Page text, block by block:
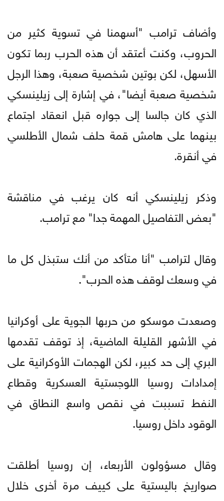
وأضاف ترامب "أسهمنا في تسوية كثير من
الحروب، وكنت أعتقد أن هذه الحرب ربما تكون
الأسهل، لكن بوتين شخصية صعبة، وهذا الرجل
شخصية صعبة أيضا"، في إشارة إلى زيلينسكي
الذي كان جالسا إلى جواره قبل انعقاد اجتماع
بينهما على هامش قمة حلف شمال الأطلسي
في أنقرة.
وذكر زيلينسكي أنه كان يرغب في مناقشة
"بعض التفاصيل المهمة جدا" مع ترامب.
وقال لترامب "أنا متأكد من أنك ستبذل كل ما
في وسعك لوقف هذه الحرب".
وصعدت موسكو من حربها الجوية على أوكرانيا
في الأشهر القليلة الماضية، إذ توقف تقدمها
البري إلى حد كبير، لكن الهجمات الأوكرانية على
إمدادات روسيا اللوجستية العسكرية وقطاع
النفط تسببت في نقص واسع النطاق في
الوقود داخل روسيا.
وقال مسؤولون الأربعاء، إن روسيا أطلقت
صواريخ باليستية على كييف مرة أخرى خلال